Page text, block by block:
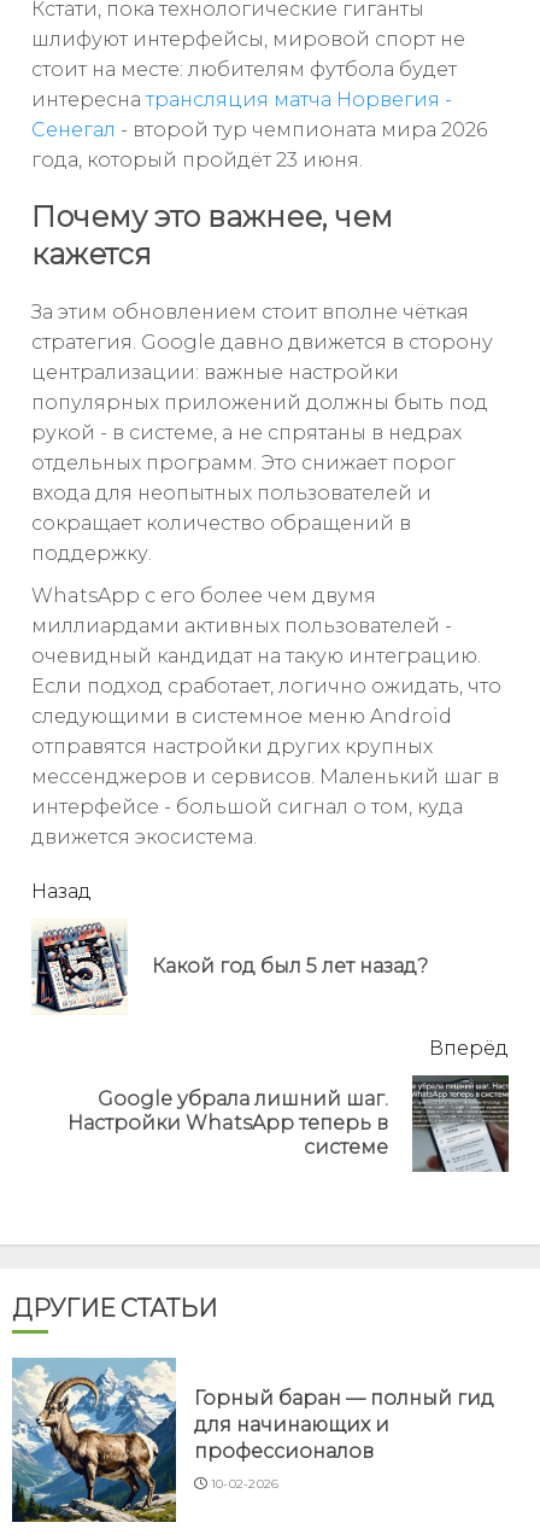
Кстати, пока технологические гиганты
шлифуют интерфейсы, мировой спорт не
стоит на месте: любителям футбола будет
интереснатрансляция матча Норвегия -
Сенегал - второй тур чемпионата мира 2026
года, который пройдёт 23 июня.
Почему это важнее, чем
кажется
За этим обновлением стоит вполне чёткая
стратегия. Google давно движется в сторону
централизации: важные настройки
популярных приложений должны быть под
рукой - в системе, а не спрятаны в недрах
отдельных программ. Это снижает порог
входа для неопытных пользователей и
сокращает количество обращений в
поддержку.
WhatsApp с его более чем двумя
миллиардами активных пользователей -
очевидный кандидат на такую интеграцию.
Если подход сработает, логично ожидать, что
следующими в системное меню Android
отправятся настройки других крупных
мессенджеров и сервисов. Маленький шаг в
интерфейсе - большой сигнал о том, куда
движется экосистема.
читать
еще
Назад
Какой год был 5 лет назад?
Вперёд
Next
Google убрала лишний шаг.
Настройки WhatsApp теперь в
системе
ДРУГИЕ СТАТЬИ
Горный баран — полный гид
для начинающих и
профессионалов
10-02-2026